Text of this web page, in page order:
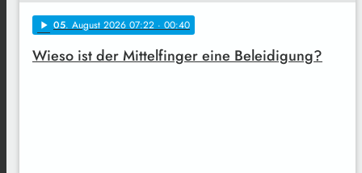
play_arrow 05. August 2026 07:22 · 00:40
Wieso ist der Mittelfinger eine Beleidigung?